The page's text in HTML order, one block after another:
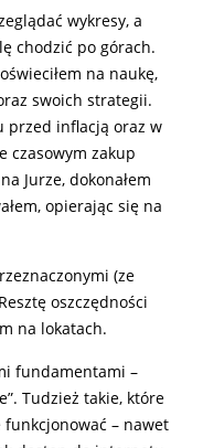
wykresy, a
chodzić po górach.
na naukę,
swoich strategii.
przed inflacją oraz w
czasowym zakup
Jurze, dokonałem
opierając się na
(ze
oszczędności
na lokatach.
fundamentami –
Tudzież takie, które
– nawet